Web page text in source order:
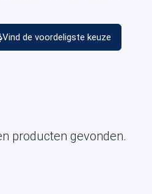
Vind de voordeligste keuze
producten gevonden.